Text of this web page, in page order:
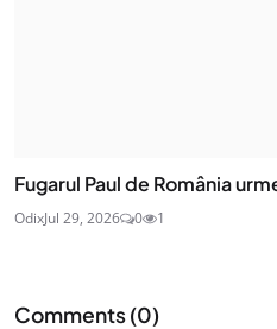
Fugarul Paul de România
OdixJul 29, 2026 0 1
Comments (0)